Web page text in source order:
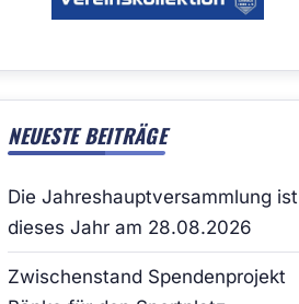
NEUESTE BEITRÄGE
Die Jahreshauptversammlung ist
dieses Jahr am 28.08.2026
Zwischenstand Spendenprojekt